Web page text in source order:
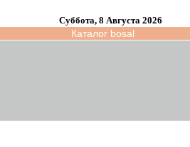
Суббота, 8 Августа 2026
Каталог bosal